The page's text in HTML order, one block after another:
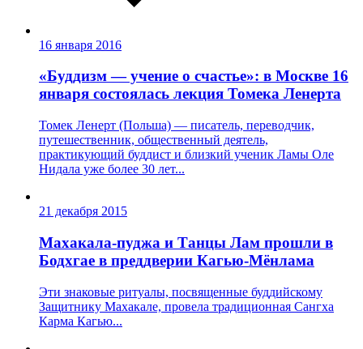
16 января 2016
«Буддизм — учение о счастье»: в Москве 16
января состоялась лекция Томека Ленерта
Томек Ленерт (Польша) — писатель, переводчик,
путешественник, общественный деятель,
практикующий буддист и близкий ученик Ламы Оле
Нидала уже более 30 лет...
21 декабря 2015
Махакала-пуджа и Танцы Лам прошли в
Бодхгае в преддверии Кагью-Мёнлама
Эти знаковые ритуалы, посвященные буддийскому
Защитнику Махакале, провела традиционная Сангха
Карма Кагью...